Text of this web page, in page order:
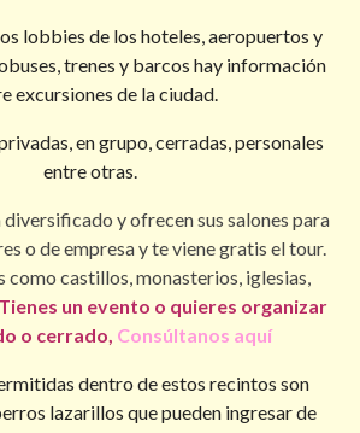
lobbies de los hoteles, aeropuertos y
trenes y barcos hay información
excursiones de la ciudad.
en grupo, cerradas, personales
entre otras.
diversificado y ofrecen sus salones para
o de empresa y te viene gratis el tour.
como castillos, monasterios, iglesias,
Tienes un evento o quieres organizar
o cerrado, Consúltanos aquí
dentro de estos recintos son
lazarillos que pueden ingresar de